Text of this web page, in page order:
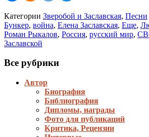
Категории Зверобой и Заславская, Песни
Бункер, война, Елена Заславская, Еще,
Роман Рыкалов, Россия, русский мир,
Заславской
Все рубрики
Автор
Биография
Библиография
Дипломы, награды
Фото для публикаций
Критика, Рецензии